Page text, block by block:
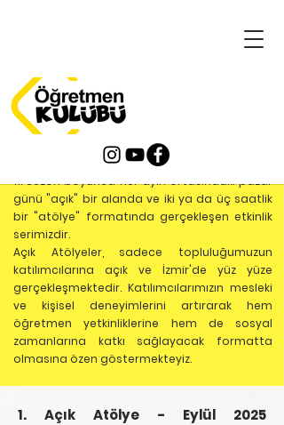
AÇIK ATÖLYELER
SEZON(2024-2025)
11. Sezon boyunca her ayın ortasındaki pazar
günü "açık" bir alanda ve iki ya da üç saatlik
bir "atölye" formatında gerçekleşen etkinlik
serimizdir.
Açık Atölyeler, sadece topluluğumuzun
katılımcılarına açık ve İzmir'de yüz yüze
gerçekleşmektedir. Katılımcılarımızın mesleki
ve kişisel deneyimlerini artırarak hem
öğretmen yetkinliklerine hem de sosyal
zamanlarına katkı sağlayacak formatta
olmasına özen göstermekteyiz.
1. Açık Atölye - Eylül 2025